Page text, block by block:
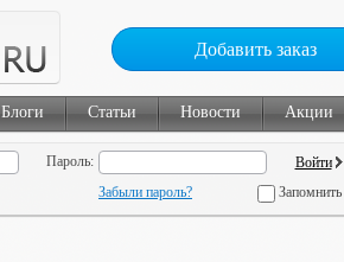
Добавить заказ
Блоги Статьи Новости Акции
Пароль:
Забыли пароль? Запомнить